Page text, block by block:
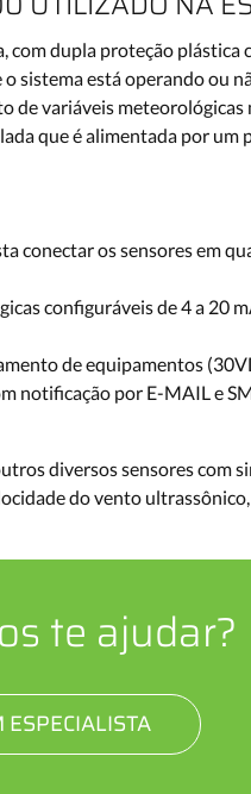
com dupla proteção plástica
sistema está operando ou
de variáveis meteorológicas
que é alimentada por
conectar os sensores em
configuráveis de 4 a 20
de equipamentos
notificação por E-MAIL e
diversos sensores com
do vento
te ajudar?
ESPECIALISTA